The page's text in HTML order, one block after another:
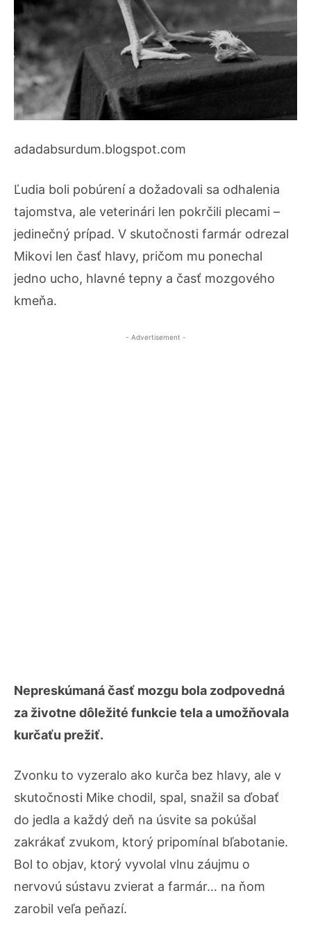
adadabsurdum.blogspot.com
Ľudia boli pobúrení a dožadovali sa odhalenia
tajomstva, ale veterinári len pokrčili plecami –
jedinečný prípad. V skutočnosti farmár odrezal
Mikovi len časť hlavy, pričom mu ponechal
jedno ucho, hlavné tepny a časť mozgového
kmeňa.
- Advertisement -
Nepreskúmaná časť mozgu bola zodpovedná
za životne dôležité funkcie tela a umožňovala
kurčaťu prežiť.
Zvonku to vyzeralo ako kurča bez hlavy, ale v
skutočnosti Mike chodil, spal, snažil sa ďobať
do jedla a každý deň na úsvite sa pokúšal
zakrákať zvukom, ktorý pripomínal bľabotanie.
Bol to objav, ktorý vyvolal vlnu záujmu o
nervovú sústavu zvierat a farmár… na ňom
zarobil veľa peňazí.